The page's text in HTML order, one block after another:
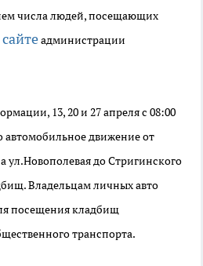
числа людей, посещающих
сайтеадминистрации
13, 20 и 27 апреля с 08:00
автомобильное движение от
ул.Новополевая до Стригинского
Владельцам личных авто
посещения кладбищ
транспорта.